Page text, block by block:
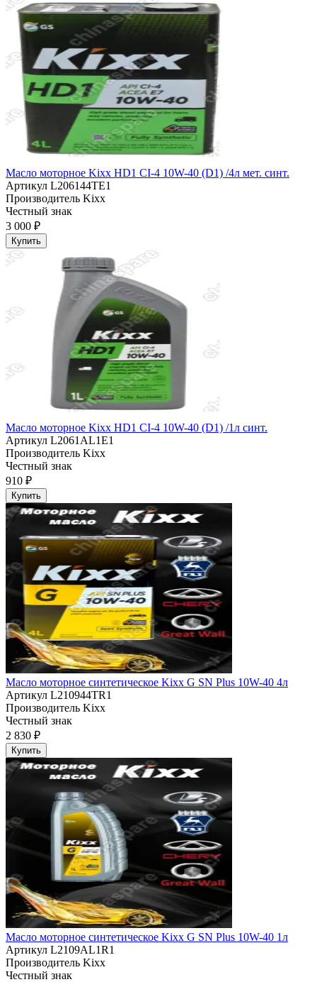
Масло моторное Kixx HD1 CI-4 10W-40 (D1) /4л мет. синт.
Артикул L206144TE1
Производитель Kixx
Честный знак
3 000 ₽
Купить
Масло моторное Kixx HD1 CI-4 10W-40 (D1) /1л синт.
Артикул L2061AL1E1
Производитель Kixx
Честный знак
910 ₽
Купить
Масло моторное синтетическое Kixx G SN Plus 10W-40 4л
Артикул L210944TR1
Производитель Kixx
Честный знак
2 830 ₽
Купить
Масло моторное синтетическое Kixx G SN Plus 10W-40 1л
Артикул L2109AL1R1
Производитель Kixx
Честный знак